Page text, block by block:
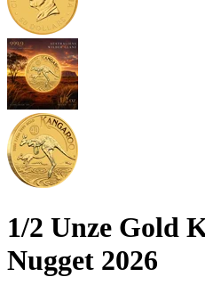
1/2 Unze Gold
Nugget 2026